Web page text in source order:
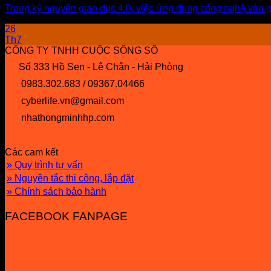
Trong kỷ nguyên giáo dục 4.0, việc ứng dụng công nghệ vào
26
Th7
CÔNG TY TNHH CUỘC SỐNG SỐ
Số 333 Hồ Sen - Lê Chân - Hải Phòng
0983.302.683 / 09367.04466
cyberlife.vn@gmail.com
nhathongminhhp.com
Các cam kết
» Quy trình tư vấn
» Nguyên tắc thi công, lắp đặt
» Chính sách bảo hành
FACEBOOK FANPAGE